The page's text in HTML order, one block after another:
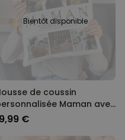
Bientôt disponible
de coussin
Maman avec
et texte
€